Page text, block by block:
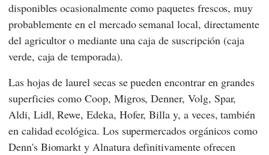
disponibles ocasionalmente como paquetes frescos, muy
probablemente en el mercado semanal local, directamente
del agricultor o mediante una caja de suscripción (caja
verde, caja de temporada).
Las hojas de laurel secas se pueden encontrar en grandes
superficies comoCoop, Migros,Denner, Volg, Spar,
Aldi, Lidl,Rewe,Edeka, Hofer,Billa y, a veces, también
en calidad ecológica. Los supermercados orgánicos como
Denn's Biomarkt yAlnaturadefinitivamente ofrecen